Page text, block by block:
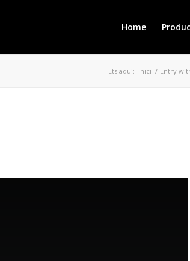
Home
Ets aquí: Inici / Entry